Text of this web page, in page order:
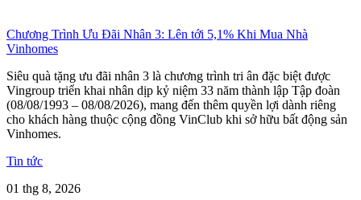
Chương Trình Ưu Đãi Nhân 3: Lên tới 5,1% Khi Mua Nhà
Vinhomes
Siêu quà tặng ưu đãi nhân 3 là chương trình tri ân đặc biệt được
Vingroup triển khai nhân dịp kỷ niệm 33 năm thành lập Tập đoàn
(08/08/1993 – 08/08/2026), mang đến thêm quyền lợi dành riêng
cho khách hàng thuộc cộng đồng VinClub khi sở hữu bất động sản
Vinhomes.
Tin tức
01 thg 8, 2026